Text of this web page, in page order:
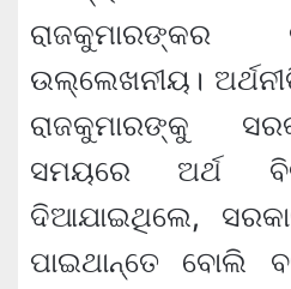
ଉଲ୍ଲେଖନୀୟ।
ରାଜକୁମାରଙ୍କୁ
ସମୟରେ ଅର୍ଥ
ଦିଆଯାଇଥିଲେ,
ପାଇଥାନ୍ତେ ବୋଲି